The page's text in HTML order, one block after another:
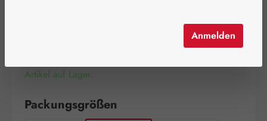
(1.393,48 € / 1 Kilogramm)
Artikel auf Lager.
Packungsgrößen
Anmelden